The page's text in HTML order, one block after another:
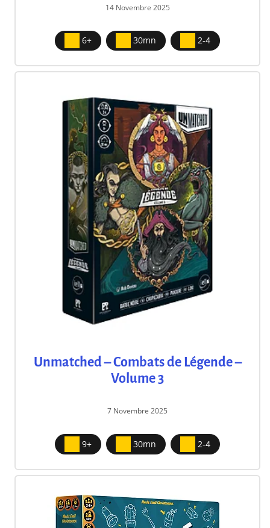
14 Novembre 2025
6+ 30mn 2-4
Unmatched – Combats de Légende –
Volume 3
7 Novembre 2025
9+ 30mn 2-4